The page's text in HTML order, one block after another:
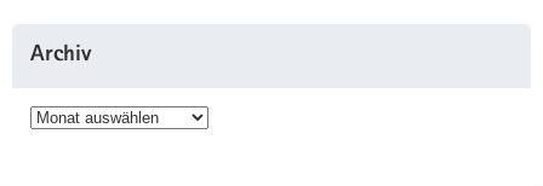
Archiv
Archiv